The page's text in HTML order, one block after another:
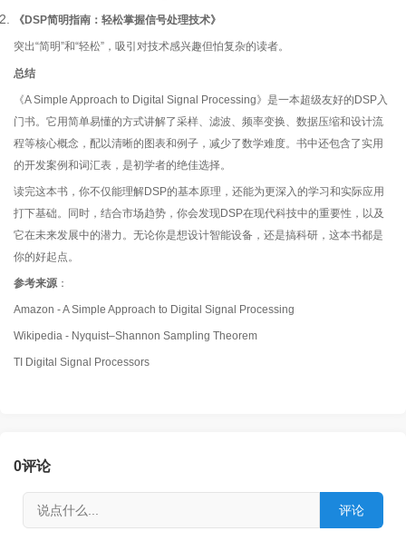
《DSP简明指南：轻松掌握信号处理技术》
突出“简明”和“轻松”，吸引对技术感兴趣但怕复杂的读者。
总结
《A Simple Approach to Digital Signal Processing》是一本超级友好的DSP入
门书。它用简单易懂的方式讲解了采样、滤波、频率变换、数据压缩和设计流
程等核心概念，配以清晰的图表和例子，减少了数学难度。书中还包含了实用
的开发案例和词汇表，是初学者的绝佳选择。
读完这本书，你不仅能理解DSP的基本原理，还能为更深入的学习和实际应用
打下基础。同时，结合市场趋势，你会发现DSP在现代科技中的重要性，以及
它在未来发展中的潜力。无论你是想设计智能设备，还是搞科研，这本书都是
你的好起点。
参考来源：
Amazon - A Simple Approach to Digital Signal Processing
Wikipedia - Nyquist–Shannon Sampling Theorem
TI Digital Signal Processors
0评论